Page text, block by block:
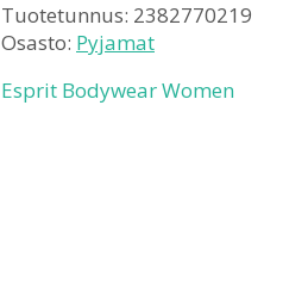
Tuotetunnus: 2382770219
Osasto: Pyjamat
Esprit Bodywear Women